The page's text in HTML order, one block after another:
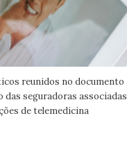
reunidos no documento
das seguradoras associadas
de telemedicina